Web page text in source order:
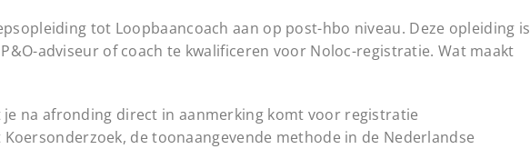
tot Loopbaancoach aan op post-hbo niveau. Deze opleiding is
adviseur of coach te kwalificeren voor Noloc-registratie. Wat maakt
na afronding direct in aanmerking komt voor registratie
de toonaangevende methode in de Nederlandse